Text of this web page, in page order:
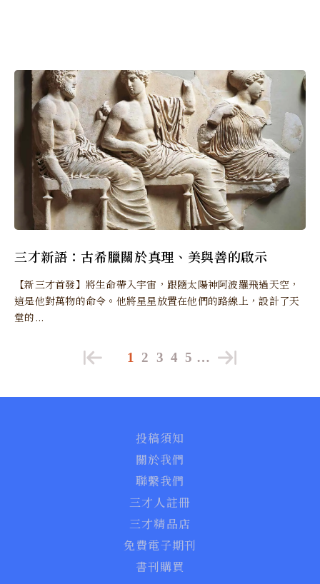
三才新語：古希臘關於真理、美與善的啟示
【新三才首發】將生命帶入宇宙，跟隨太陽神阿波羅飛過天空，
這是他對萬物的命令。他將星星放置在他們的路線上，設計了天
堂的...
1 2 3 4 5 …
投稿須知
關於我們
聯繫我們
三才人註冊
三才精品店
免費電子期刊
書刊購買